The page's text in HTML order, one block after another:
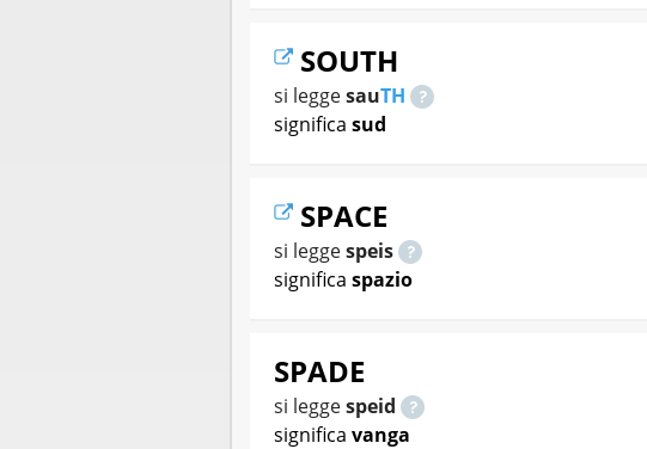
SOUTH
si leggesauTH
significa sud
SPACE
si leggespeis
significa spazio
SPADE
si leggespeid
significa vanga